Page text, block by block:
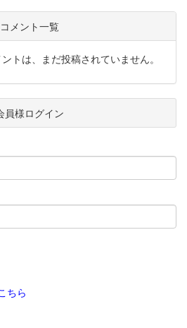
コメント一覧
トは、まだ投稿されていません。
員様ログイン
ちら